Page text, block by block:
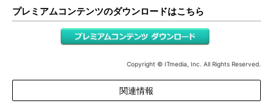
プレミアムコンテンツのダウンロードはこちら
Copyright © ITmedia, Inc. All Rights Reserved.
関連情報